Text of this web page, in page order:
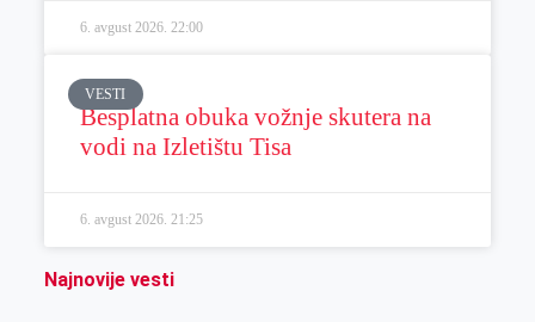
6. avgust 2026. 22:00
VESTI
Besplatna obuka vožnje skutera na
vodi na Izletištu Tisa
6. avgust 2026. 21:25
Najnovije vesti